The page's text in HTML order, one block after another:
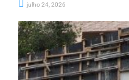
julho 24, 2026